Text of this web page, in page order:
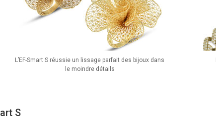
L’EF-Smart S réussie un lissage parfait des bijoux dans
le moindre détails
S